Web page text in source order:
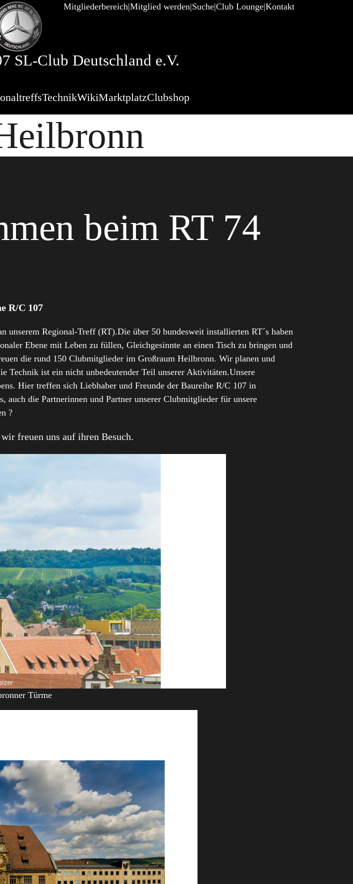
Mitgliederbereich Mitglied werden Suche Club Lounge Kontakt
SL-Club Deutschland e.V.
TechnikWikiMarktplatzClubshop
beim RT 74
R/C 107
unserem Regional-Treff (RT).Die über 50 bundesweit installierten RT´s haben
Ebene mit Leben zu füllen, Gleichgesinnte an einen Tisch zu bringen und
die rund 150 Clubmitglieder im Großraum Heilbronn. Wir planen und
Technik ist ein nicht unbedeutender Teil unserer Aktivitäten.Unsere
Hier treffen sich Liebhaber und Freunde der Baureihe R/C 107 in
die Partnerinnen und Partner unserer Clubmitglieder für unsere
?
freuen uns auf ihren Besuch.
Türme